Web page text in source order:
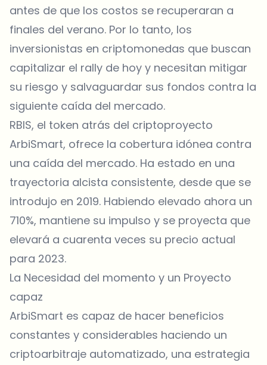
antes de que los costos se recuperaran a
finales del verano. Por lo tanto, los
inversionistas en criptomonedas que buscan
capitalizar el rally de hoy y necesitan mitigar
su riesgo y salvaguardar sus fondos contra la
siguiente caída del mercado.
RBIS, el token atrás del criptoproyecto
ArbiSmart, ofrece la cobertura idónea contra
una caída del mercado. Ha estado en una
trayectoria alcista consistente, desde que se
introdujo en 2019. Habiendo elevado ahora un
710%, mantiene su impulso y se proyecta que
elevará a cuarenta veces su precio actual
para 2023.
La Necesidad del momento y un Proyecto
capaz
ArbiSmart es capaz de hacer beneficios
constantes y considerables haciendo un
criptoarbitraje automatizado, una estrategia